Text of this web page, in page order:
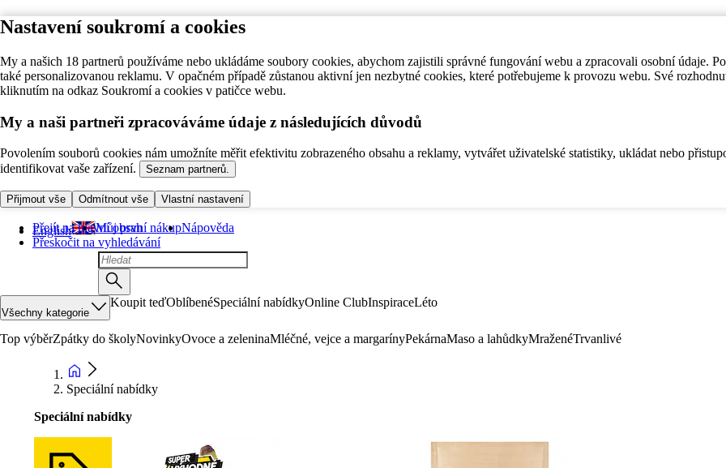
Nastavení soukromí a cookies
My a našich 18 partnerů používáme nebo ukládáme soubory cookies, abychom zajistili správné fungování webu a zpracovali osobní údaje.
také personalizovanou reklamu. V opačném případě zůstanou aktivní jen nezbytné cookies, které potřebujeme k provozu webu. Své
kliknutím na odkaz Soukromí a cookies v patičce webu.
My a naši partneři zpracováváme údaje z následujících důvodů
Povolením souborů cookies nám umožníte měřit efektivitu zobrazeného obsahu a reklamy, vytvářet uživatelské statistiky, ukládat nebo
identifikovat vaše zařízení.
Seznam partnerů.
Přijmout vše Odmítnout vše Vlastní nastavení
Přejít na hlavní obsah
Přeskočit na vyhledávání
English Můj první nákupNápověda
Všechny kategorie
Koupit teďOblíbenéSpeciální nabídkyOnline ClubInspiraceLéto
Top výběrZpátky do školyNovinkyOvoce a zeleninaMléčné, vejce a margarínyPekárnaMaso a lahůdkyMraženéTrvanlivé
Speciální nabídky
Speciální nabídky